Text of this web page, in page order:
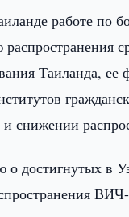
работе по
Таиланда,
и снижении
в